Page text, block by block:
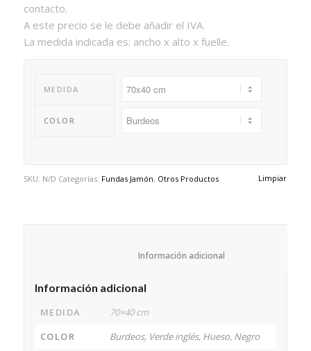
contacto.
A este precio se le debe añadir el IVA.
La medida indicada es: ancho x alto x fuelle.
MEDIDA
COLOR
Limpiar
SKU: N/D Categorías: Fundas Jamón, Otros Productos
Información adicional
MEDIDA
70×40 cm
COLOR
Burdeos, Verde inglés, Hueso, Negro